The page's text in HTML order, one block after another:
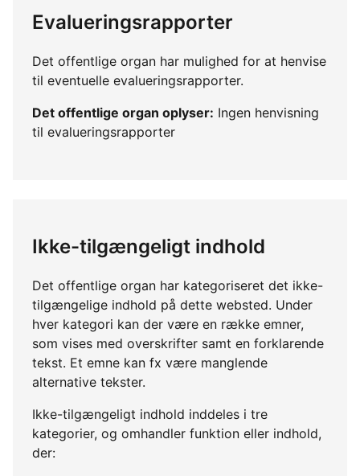
Evalueringsrapporter
Det offentlige organ har mulighed for at henvise
til eventuelle evalueringsrapporter.
Det offentlige organ oplyser: Ingen henvisning
til evalueringsrapporter
Ikke-tilgængeligt indhold
Det offentlige organ har kategoriseret det ikke-
tilgængelige indhold på dette websted. Under
hver kategori kan der være en række emner,
som vises med overskrifter samt en forklarende
tekst. Et emne kan fx være manglende
alternative tekster.
Ikke-tilgængeligt indhold inddeles i tre
kategorier, og omhandler funktion eller indhold,
der: